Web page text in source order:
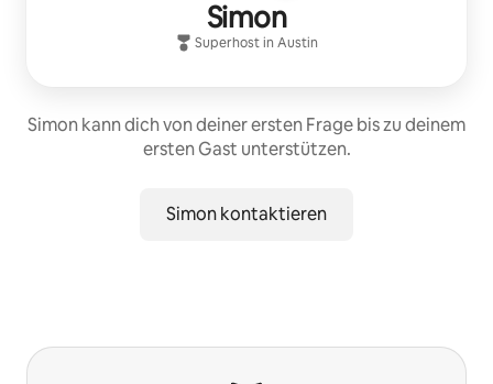
Simon
Superhostin Austin
Simon kann dich von deiner ersten Frage bis zu deinem
ersten Gast unterstützen.
Simon kontaktieren